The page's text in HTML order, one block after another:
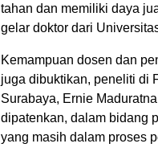
tahan dan memiliki daya
gelar doktor dari
Kemampuan dosen dan
juga dibuktikan, peneliti di
Surabaya, Ernie
dipatenkan, dalam bidang
yang masih dalam proses